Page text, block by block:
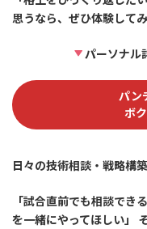
思うなら、ぜひ体験して
パーソナル
パン
ボ
日々の技術相談・戦略構
「試合直前でも相談でき
を一緒にやってほしい」